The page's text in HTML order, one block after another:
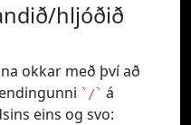
hljóðið
okkar með því að
`/` á
eins og svo: